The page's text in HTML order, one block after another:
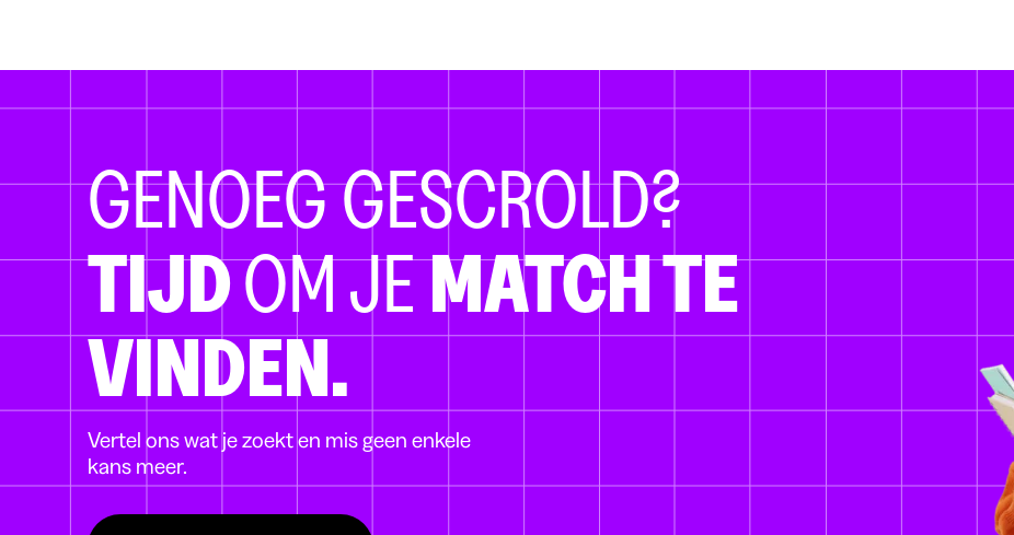
GENOEG GESCROLD?
TIJDOM JEMATCH TE
VINDEN.
Vertel ons wat je zoekt en mis geen enkele
kans meer.